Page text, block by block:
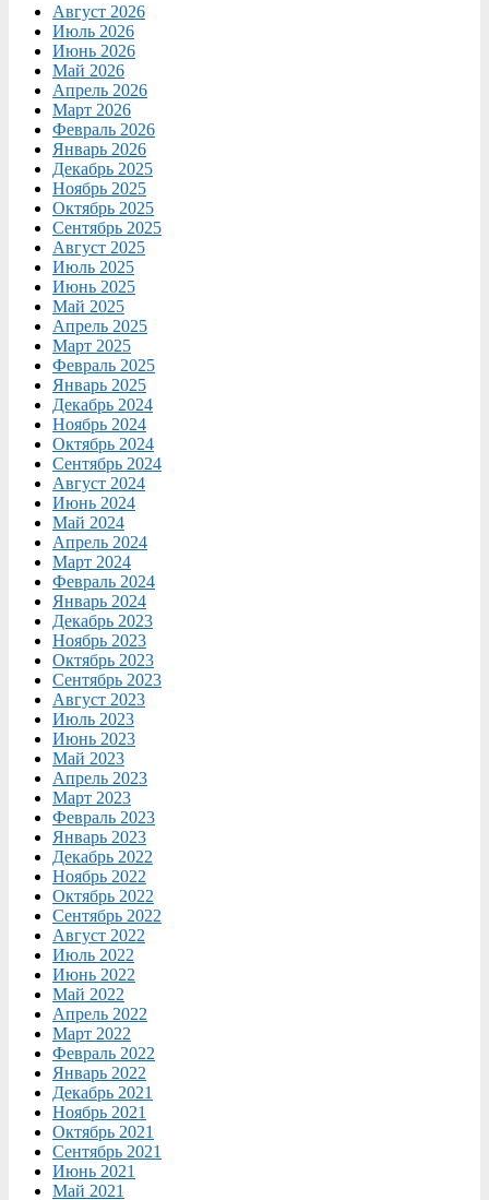
Август 2026
Июль 2026
Июнь 2026
Май 2026
Апрель 2026
Март 2026
Февраль 2026
Январь 2026
Декабрь 2025
Ноябрь 2025
Октябрь 2025
Сентябрь 2025
Август 2025
Июль 2025
Июнь 2025
Май 2025
Апрель 2025
Март 2025
Февраль 2025
Январь 2025
Декабрь 2024
Ноябрь 2024
Октябрь 2024
Сентябрь 2024
Август 2024
Июнь 2024
Май 2024
Апрель 2024
Март 2024
Февраль 2024
Январь 2024
Декабрь 2023
Ноябрь 2023
Октябрь 2023
Сентябрь 2023
Август 2023
Июль 2023
Июнь 2023
Май 2023
Апрель 2023
Март 2023
Февраль 2023
Январь 2023
Декабрь 2022
Ноябрь 2022
Октябрь 2022
Сентябрь 2022
Август 2022
Июль 2022
Июнь 2022
Май 2022
Апрель 2022
Март 2022
Февраль 2022
Январь 2022
Декабрь 2021
Ноябрь 2021
Октябрь 2021
Сентябрь 2021
Июнь 2021
Май 2021